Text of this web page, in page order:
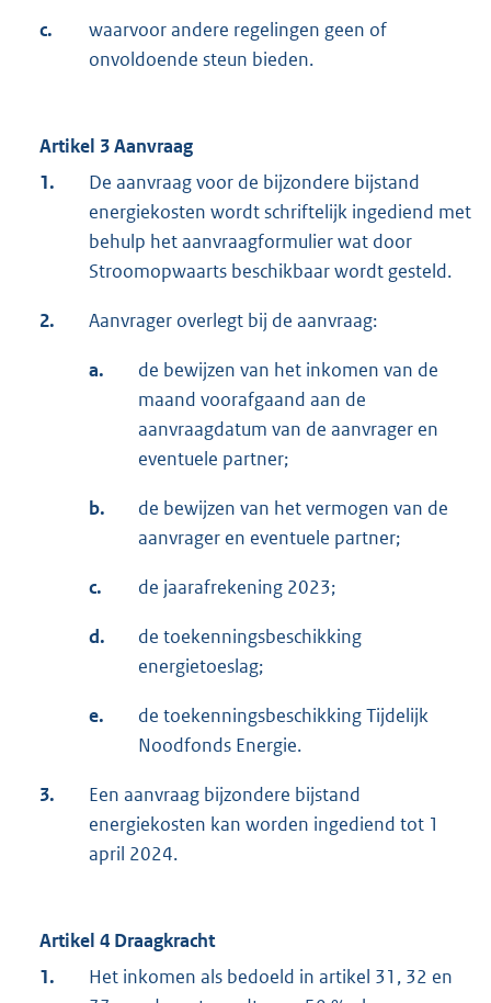
c.
waarvoor andere regelingen geen of
onvoldoende steun bieden.
Artikel 3 Aanvraag
1.
De aanvraag voor de bijzondere bijstand
energiekosten wordt schriftelijk ingediend met
behulp het aanvraagformulier wat door
Stroomopwaarts beschikbaar wordt gesteld.
2. Aanvrager overlegt bij de aanvraag:
a.
de bewijzen van het inkomen van de
maand voorafgaand aan de
aanvraagdatum van de aanvrager en
eventuele partner;
b.
de bewijzen van het vermogen van de
aanvrager en eventuele partner;
c. de jaarafrekening 2023;
d.
de toekenningsbeschikking
energietoeslag;
e.
de toekenningsbeschikking Tijdelijk
Noodfonds Energie.
3.
Een aanvraag bijzondere bijstand
energiekosten kan worden ingediend tot 1
april 2024.
Artikel 4 Draagkracht
1.
Het inkomen als bedoeld in artikel 31, 32 en